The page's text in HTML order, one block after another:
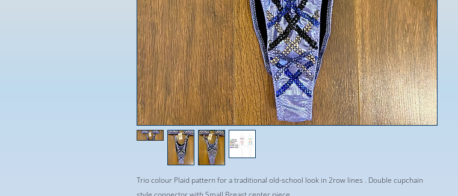
Trio colour Plaid pattern for a traditional old-school look in 2row lines . Double cupchain